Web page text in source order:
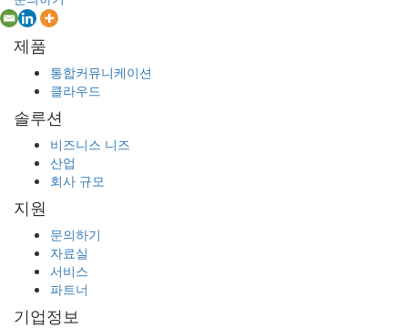
제품
통합커뮤니케이션
클라우드
솔루션
비즈니스 니즈
산업
회사 규모
지원
문의하기
자료실
서비스
파트너
기업정보